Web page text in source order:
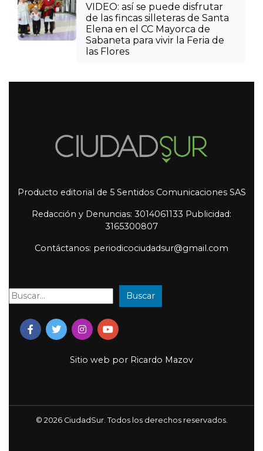
VIDEO: así se puede disfrutar
de las fincas silleteras de Santa
Elena en el CC Mayorca de
Sabaneta para vivir la Feria de
las Flores
Producto editorial de 5 Sentidos Comunicaciones SAS
Redacción y Denuncias: 3014061133 Publicidad:
3165300807
Contáctanos: periodicociudadsur@gmail.com
Buscar: Buscar
Sitio web por Ricardo Mazov
© 2026 CiudadSur. Todos los derechos reservados.